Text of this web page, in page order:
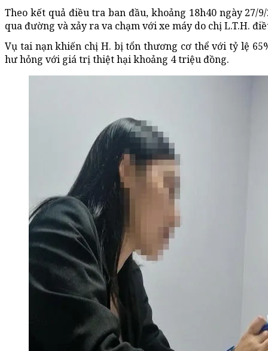
Theo kết quả điều tra ban đầu, khoảng 18h40 ngày 27/
qua đường và xảy ra va chạm với xe máy do chị L.T.H.
Vụ tai nạn khiến chị H. bị tổn thương cơ thể với tỷ lệ
hư hỏng với giá trị thiệt hại khoảng 4 triệu đồng.